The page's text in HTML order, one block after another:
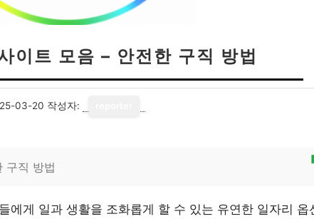
이트 모음 – 안전한 구직 방법
03-20 작성자:
구직 방법
에게 일과 생활을 조화롭게 할 수 있는 유연한 일자리 옵